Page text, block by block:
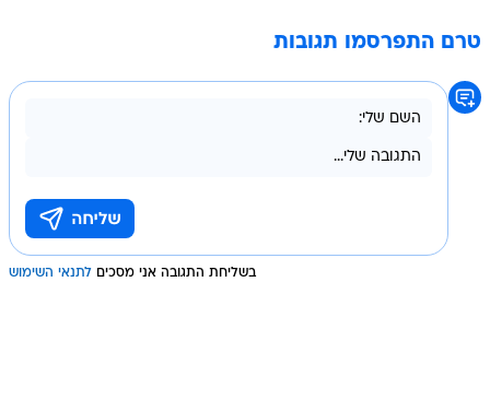
טרם התפרסמו תגובות
בשליחת התגובה אני מסכים לתנאי השימוש